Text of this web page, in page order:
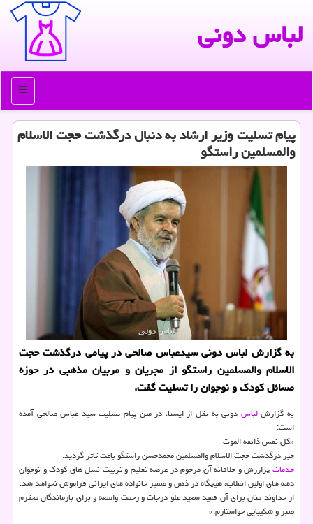
لباس دونی
منو
پیام تسلیت وزیر ارشاد به دنبال درگذشت حجت الاسلام
والمسلمین راستگو
به گزارش لباس دونی سیدعباس صالحی در پیامی درگذشت حجت
الاسلام والمسلمین راستگو از مجریان و مربیان مذهبی در حوزه
مسائل كودك و نوجوان را تسلیت گفت.
به گزارشلباس دونی به نقل از ایسنا، در متن پیام تسلیت سید عباس صالحی آمده
است:
«کل نفس ذائقه الموت
خبر درگذشت حجت الاسلام والمسلمین محمدحسن راستگو باعث تاثر گردید.
خدماتپرارزش و خلاقانه آن مرحوم در عرصه تعلیم و تربیت نسل های کودک و نوجوان
دهه های اولین انقلاب، هیچگاه در ذهن و ضمیر خانواده های ایرانی فراموش نخواهد شد.
از خداوند منان برای آن فقید سعید علو درجات و رحمت واسعه و برای بازماندگان محترم
صبر و شکیبایی خواستارم.»